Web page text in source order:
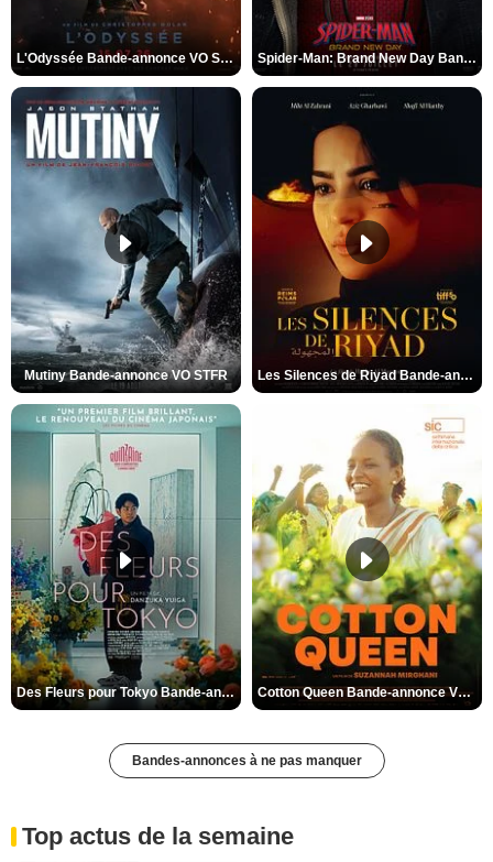
L'Odyssée Bande-annonce VO STFR Spider-Man: Brand New Day Bande-annonce VO STFR
Mutiny Bande-annonce VO STFR Les Silences de Riyad Bande-annonce VO STFR
Des Fleurs pour Tokyo Bande-annonce VO STFR Cotton Queen Bande-annonce VO STFR
Bandes-annonces à ne pas manquer
Top actus de la semaine